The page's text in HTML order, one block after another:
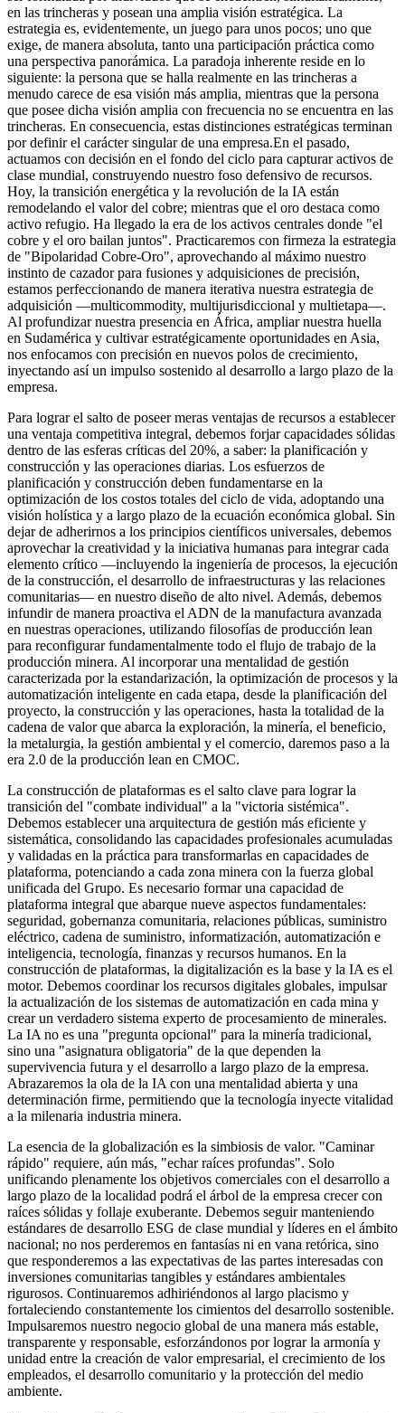
en las trincheras y posean una amplia visión estratégica. La
estrategia es, evidentemente, un juego para unos pocos; uno que
exige, de manera absoluta, tanto una participación práctica como
una perspectiva panorámica. La paradoja inherente reside en lo
siguiente: la persona que se halla realmente en las trincheras a
menudo carece de esa visión más amplia, mientras que la persona
que posee dicha visión amplia con frecuencia no se encuentra en las
trincheras. En consecuencia, estas distinciones estratégicas terminan
por definir el carácter singular de una empresa.En el pasado,
actuamos con decisión en el fondo del ciclo para capturar activos de
clase mundial, construyendo nuestro foso defensivo de recursos.
Hoy, la transición energética y la revolución de la IA están
remodelando el valor del cobre; mientras que el oro destaca como
activo refugio. Ha llegado la era de los activos centrales donde "el
cobre y el oro bailan juntos". Practicaremos con firmeza la estrategia
de "Bipolaridad Cobre-Oro", aprovechando al máximo nuestro
instinto de cazador para fusiones y adquisiciones de precisión,
estamos perfeccionando de manera iterativa nuestra estrategia de
adquisición —multicommodity, multijurisdiccional y multietapa—.
Al profundizar nuestra presencia en África, ampliar nuestra huella
en Sudamérica y cultivar estratégicamente oportunidades en Asia,
nos enfocamos con precisión en nuevos polos de crecimiento,
inyectando así un impulso sostenido al desarrollo a largo plazo de la
empresa.
Para lograr el salto de poseer meras ventajas de recursos a establecer
una ventaja competitiva integral, debemos forjar capacidades sólidas
dentro de las esferas críticas del 20%, a saber: la planificación y
construcción y las operaciones diarias. Los esfuerzos de
planificación y construcción deben fundamentarse en la
optimización de los costos totales del ciclo de vida, adoptando una
visión holística y a largo plazo de la ecuación económica global. Sin
dejar de adherirnos a los principios científicos universales, debemos
aprovechar la creatividad y la iniciativa humanas para integrar cada
elemento crítico —incluyendo la ingeniería de procesos, la ejecución
de la construcción, el desarrollo de infraestructuras y las relaciones
comunitarias— en nuestro diseño de alto nivel. Además, debemos
infundir de manera proactiva el ADN de la manufactura avanzada
en nuestras operaciones, utilizando filosofías de producción lean
para reconfigurar fundamentalmente todo el flujo de trabajo de la
producción minera. Al incorporar una mentalidad de gestión
caracterizada por la estandarización, la optimización de procesos y la
automatización inteligente en cada etapa, desde la planificación del
proyecto, la construcción y las operaciones, hasta la totalidad de la
cadena de valor que abarca la exploración, la minería, el beneficio,
la metalurgia, la gestión ambiental y el comercio, daremos paso a la
era 2.0 de la producción lean en CMOC.
La construcción de plataformas es el salto clave para lograr la
transición del "combate individual" a la "victoria sistémica".
Debemos establecer una arquitectura de gestión más eficiente y
sistemática, consolidando las capacidades profesionales acumuladas
y validadas en la práctica para transformarlas en capacidades de
plataforma, potenciando a cada zona minera con la fuerza global
unificada del Grupo. Es necesario formar una capacidad de
plataforma integral que abarque nueve aspectos fundamentales:
seguridad, gobernanza comunitaria, relaciones públicas, suministro
eléctrico, cadena de suministro, informatización, automatización e
inteligencia, tecnología, finanzas y recursos humanos. En la
construcción de plataformas, la digitalización es la base y la IA es el
motor. Debemos coordinar los recursos digitales globales, impulsar
la actualización de los sistemas de automatización en cada mina y
crear un verdadero sistema experto de procesamiento de minerales.
La IA no es una "pregunta opcional" para la minería tradicional,
sino una "asignatura obligatoria" de la que dependen la
supervivencia futura y el desarrollo a largo plazo de la empresa.
Abrazaremos la ola de la IA con una mentalidad abierta y una
determinación firme, permitiendo que la tecnología inyecte vitalidad
a la milenaria industria minera.
La esencia de la globalización es la simbiosis de valor. "Caminar
rápido" requiere, aún más, "echar raíces profundas". Solo
unificando plenamente los objetivos comerciales con el desarrollo a
largo plazo de la localidad podrá el árbol de la empresa crecer con
raíces sólidas y follaje exuberante. Debemos seguir manteniendo
estándares de desarrollo ESG de clase mundial y líderes en el ámbito
nacional; no nos perderemos en fantasías ni en vana retórica, sino
que responderemos a las expectativas de las partes interesadas con
inversiones comunitarias tangibles y estándares ambientales
rigurosos. Continuaremos adhiriéndonos al largo placismo y
fortaleciendo constantemente los cimientos del desarrollo sostenible.
Impulsaremos nuestro negocio global de una manera más estable,
transparente y responsable, esforzándonos por lograr la armonía y
unidad entre la creación de valor empresarial, el crecimiento de los
empleados, el desarrollo comunitario y la protección del medio
ambiente.